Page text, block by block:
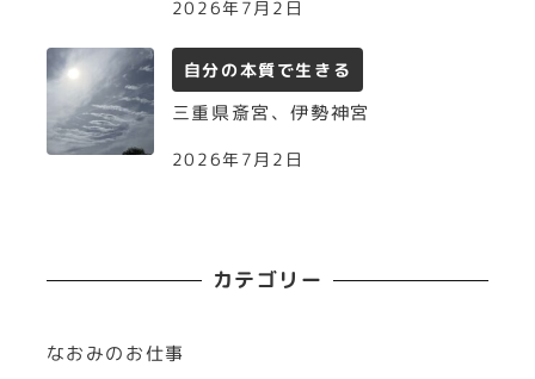
2026年7月2日
自分の本質で生きる
三重県斎宮、伊勢神宮
2026年7月2日
カテゴリー
なおみのお仕事